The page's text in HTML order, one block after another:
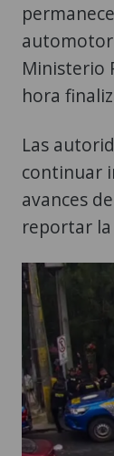
automotor
Ministerio
hora
Las
continuar
avances
reportar